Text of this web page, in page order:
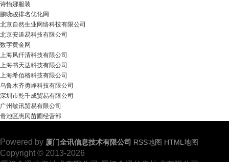
诗怡娜服装
鹏晓骏排名优化网
北京自然生业网络科技有限公司
北京安道易科技有限公司
数字黄金网
上海风仟清科技有限公司
上海书天达科技有限公司
上海希佰格科技有限公司
乌鲁木齐勇峥科技有限公司
深圳市乾千成贸易有限公司
广州敏讯贸易有限公司
贵池区惠民苗圃经营部
Powered by 厦门全讯信息技术有限公司 RSS地图 HTML地图
Copyright © 2013-2026